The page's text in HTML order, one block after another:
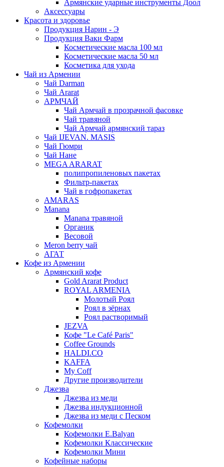
Армянские ударные инструменты Доол
Аксессуары
Красота и здоровье
Продукция Нарин - Э
Продукция Ваки Фарм
Косметические масла 100 мл
Косметические масла 50 мл
Косметика для ухода
Чай из Армении
Чай Darman
Чай Ararat
АРМЧАЙ
Чай Армчай в прозрачной фасовке
Чай травяной
Чай Армчай армянский тараз
Чай IJEVAN. MASIS
Чай Гюмри
Чай Нане
MEGA ARARAT
полипропиленовых пакетах
Фильтр-пакетах
Чай в гофропакетах
AMARAS
Manana
Manana травяной
Органик
Весовой
Meron berry чай
АГАТ
Кофе из Армении
Армянский кофе
Gold Ararat Product
ROYAL ARMENIA
Молотый Роял
Роял в зёрнах
Роял растворимый
JEZVA
Кофе "Le Café Paris"
Coffee Grounds
HALDI.CO
KAFFA
My Coff
Другие производители
Джезва
Джезва из меди
Джезва индукционной
Джезва из меди с Песком
Кофемолки
Кофемолки E.Balyan
Кофемолки Классические
Кофемолки Мини
Кофейные наборы